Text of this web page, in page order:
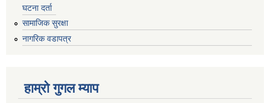
घटना दर्ता
सामाजिक सुरक्षा
नागरिक वडापत्र
हाम्रो गुगल म्याप